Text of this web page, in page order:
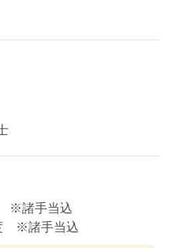
※諸手当込
※諸手当込